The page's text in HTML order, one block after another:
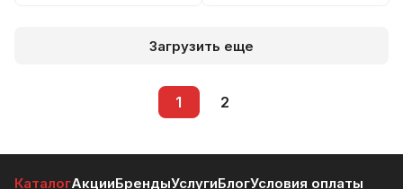
Загрузить еще
1 2
КаталогАкцииБрендыУслугиБлогУсловия оплаты